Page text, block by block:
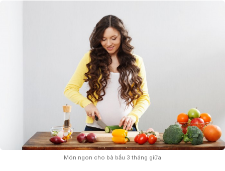
Món ngon cho bà bầu 3 tháng giữa